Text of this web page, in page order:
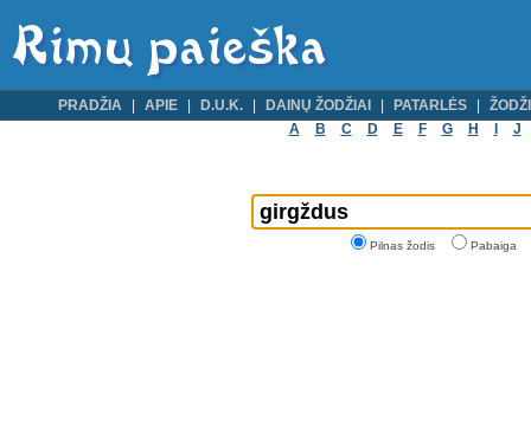
PRADŽIA APIE D.U.K. DAINŲ ŽODŽIAI PATARLĖS
A
B C D E F G H J
Pilnas žodis Pabaiga